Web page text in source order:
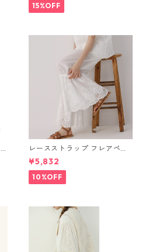
15%OFF
レースストラップ フレアペチ
パンツ Y 10925
¥5,832
10%OFF